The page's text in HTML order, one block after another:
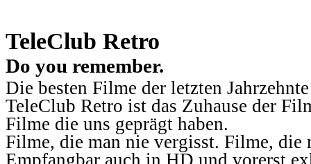
TeleClub Retro
Do you remember.
Die besten Filme der letzten
TeleClub Retro ist das Zuhause der
Filme die uns geprägt haben.
Filme, die man nie vergisst. Filme, die
Empfangbar auch in HD und vorerst